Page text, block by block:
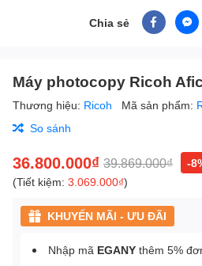
Chia sẻ
Máy photocopy Ricoh
Thương hiệu: Ricoh Mã sản phẩm:
So sánh
36.800.000₫ 39.869.000₫
-
(Tiết kiệm: 3.069.000₫)
KHUYẾN MÃI - ƯU ĐÃI
Nhập mã EGANY thêm 5%